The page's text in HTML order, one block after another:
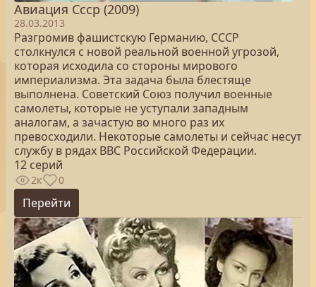
Авиация Ссср (2009)
28.03.2013
Разгромив фашистскую Германию, СССР
столкнулся с новой реальной военной угрозой,
которая исходила со стороны мирового
империализма. Эта задача была блестяще
выполнена. Советский Союз получил военные
самолеты, которые не уступали западным
аналогам, а зачастую во много раз их
превосходили. Некоторые самолеты и сейчас несут
службу в рядах ВВС Российской Федерации.
12 серий
2к 0
Перейти